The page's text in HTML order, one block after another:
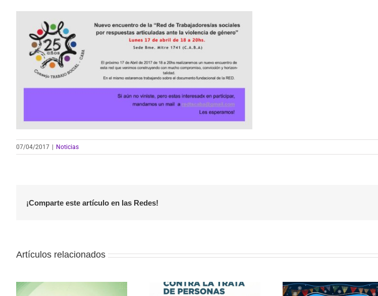
07/04/2017 Noticias
¡Comparte este artículo en las Redes!
Artículos relacionados